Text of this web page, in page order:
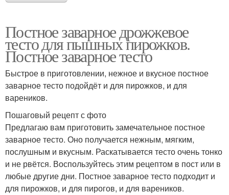
Постное заварное дрожжевое
тесто для пышных пирожков.
Постное заварное тесто
Быстрое в приготовлении, нежное и вкусное постное
заварное тесто подойдёт и для пирожков, и для
вареников.
Пошаговый рецепт с фото
Предлагаю вам приготовить замечательное постное
заварное тесто. Оно получается нежным, мягким,
послушным и вкусным. Раскатывается тесто очень тонко
и не рвётся. Воспользуйтесь этим рецептом в пост или в
любые другие дни. Постное заварное тесто подходит и
для пирожков, и для пирогов, и для вареников.